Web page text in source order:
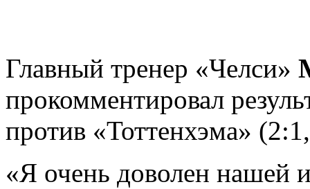
Главный тренер «Челси»
прокомментировал
против «Тоттенхэма»
«Я очень доволен нашей